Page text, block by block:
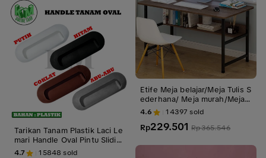
Tarikan Tanam Plastik Laci Le
mari Handle Oval Pintu Sliding
Geser Handel Cekung Minima
4.7 15848 sold
Etife Meja belajar/Meja Tulis S
ederhana/ Meja murah/Meja
belajar dengan rak buku serb
aguna/ kerja kantor/ Meja Ko
mputer
4.6 14397 sold
Rp229.501 Rp365.546